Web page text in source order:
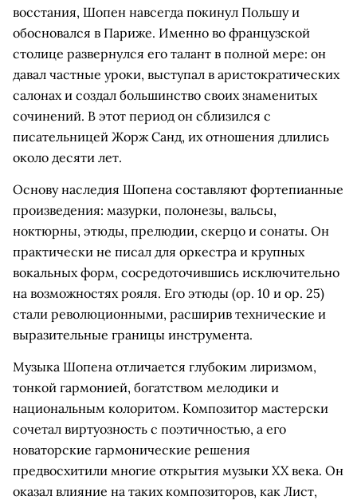
восстания, Шопен навсегда покинул Польшу и
обосновался в Париже. Именно во французской
столице развернулся его талант в полной мере: он
давал частные уроки, выступал в аристократических
салонах и создал большинство своих знаменитых
сочинений. В этот период он сблизился с
писательницей Жорж Санд, их отношения длились
около десяти лет.
Основу наследия Шопена составляют фортепианные
произведения: мазурки, полонезы, вальсы,
ноктюрны, этюды, прелюдии, скерцо и сонаты. Он
практически не писал для оркестра и крупных
вокальных форм, сосредоточившись исключительно
на возможностях рояля. Его этюды (op. 10 и op. 25)
стали революционными, расширив технические и
выразительные границы инструмента.
Музыка Шопена отличается глубоким лиризмом,
тонкой гармонией, богатством мелодики и
национальным колоритом. Композитор мастерски
сочетал виртуозность с поэтичностью, а его
новаторские гармонические решения
предвосхитили многие открытия музыки XX века. Он
оказал влияние на таких композиторов, как Лист,